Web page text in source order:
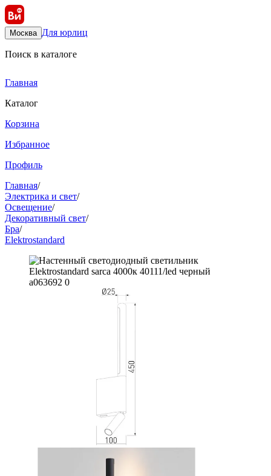
Москва Для юрлиц
Поиск в каталоге
Главная
Каталог
Корзина
Избранное
Профиль
Главная/
Электрика и свет/
Освещение/
Декоративный свет/
Бра/
Elektrostandard